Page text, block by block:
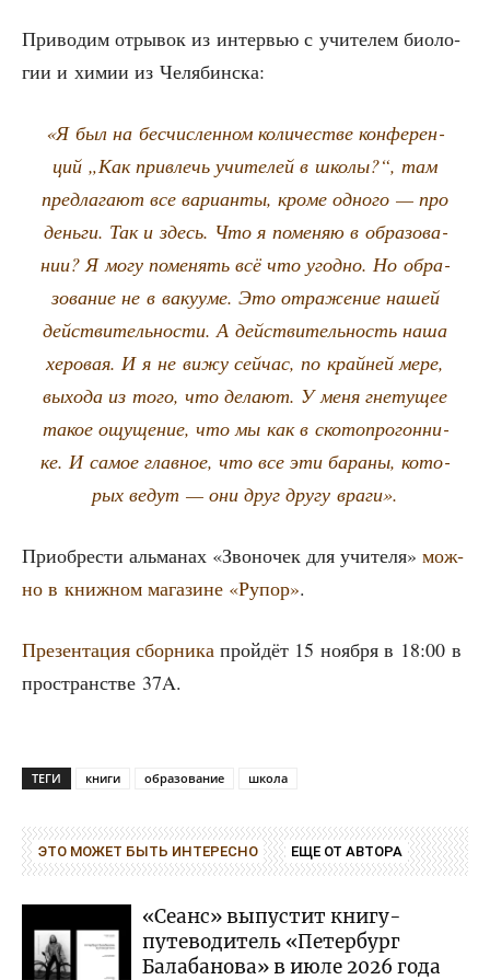
При­во­дим отры­вок из интер­вью с учи­те­лем био­ло­
гии и химии из Челябинска:
«Я был на бес­чис­лен­ном коли­че­стве кон­фе­рен­
ций „Как при­влечь учи­те­лей в шко­лы?“, там
пред­ла­га­ют все вари­ан­ты, кро­ме одно­го — про
день­ги. Так и здесь. Что я поме­няю в обра­зо­ва­
нии? Я могу поме­нять всё что угод­но. Но обра­
зо­ва­ние не в ваку­у­ме. Это отра­же­ние нашей
дей­стви­тель­но­сти. А дей­стви­тель­ность наша
херо­вая. И я не вижу сей­час, по край­ней мере,
выхо­да из того, что дела­ют. У меня гне­ту­щее
такое ощу­ще­ние, что мы как в ско­то­про­гон­ни­
ке. И самое глав­ное, что все эти бара­ны, кото­
рых ведут — они друг дру­гу враги».
При­об­ре­сти аль­ма­нах «Зво­но­чек для учи­те­ля» мож­
но в книж­ном мага­зине «Рупор».
Пре­зен­та­ция сбор­ни­ка прой­дёт 15 нояб­ря в 18:00 в
про­стран­стве 37A.
ТЕГИ книги образование школа
ЭТО МОЖЕТ БЫТЬ ИНТЕРЕСНО ЕЩЕ ОТ АВТОРА
«Сеанс» выпустит книгу-
путеводитель «Петербург
Балабанова» в июле 2026 года